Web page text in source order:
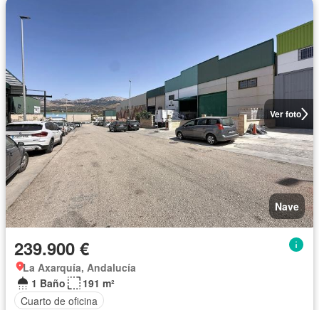
Ver foto
Nave
239.900 €
La Axarquía, Andalucía
1 Baño
191 m²
Cuarto de oficina